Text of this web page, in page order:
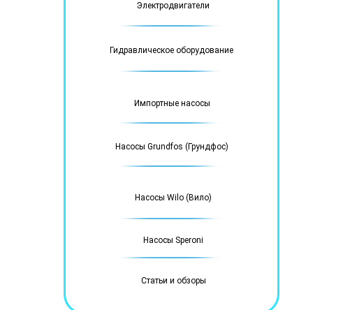
Электродвигатели
Гидравлическое оборудование
Импортные насосы
Насосы Grundfos (Грундфос)
Насосы Wilo (Вило)
Насосы Speroni
Статьи и обзоры